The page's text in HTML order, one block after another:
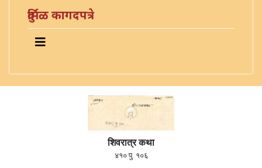
दुर्मिळ कागदपत्रे
शिवरात्र कथा
४१० पु. १०६